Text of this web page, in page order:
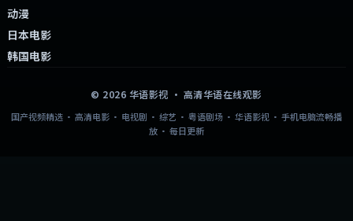
动漫
日本电影
韩国电影
© 2026 华语影视 · 高清华语在线观影
国产视频精选 · 高清电影 · 电视剧 · 综艺 · 粤语剧场 · 华语影视 · 手机电脑流畅播
放 · 每日更新